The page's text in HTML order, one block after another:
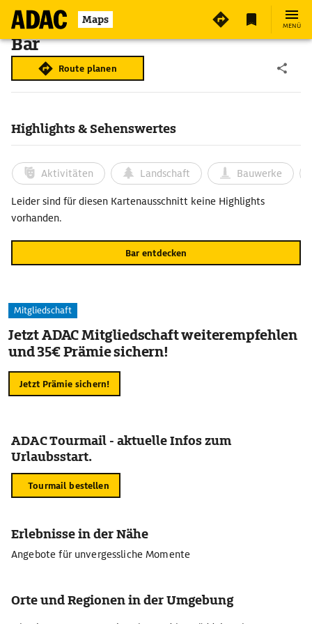
Maps MENÜ
Bar
Route planen
Highlights & Sehenswertes
Aktivitäten Landschaft Bauwerke
Leider sind für diesen Kartenausschnitt keine Highlights
vorhanden.
Bar entdecken
Mitgliedschaft
Jetzt ADAC Mitgliedschaft weiterempfehlen
und 35€ Prämie sichern!
Jetzt Prämie sichern!
ADAC Tourmail - aktuelle Infos zum
Urlaubsstart.
Tourmail bestellen
Erlebnisse in der Nähe
Angebote für unvergessliche Momente
Orte und Regionen in der Umgebung